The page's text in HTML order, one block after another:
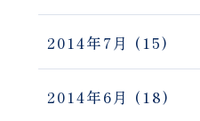
2014年7月 (15)
2014年6月 (18)